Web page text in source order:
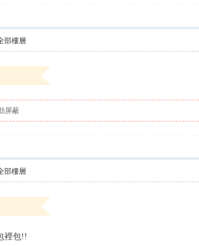
部樓層
屏蔽
部樓層
裡包!!